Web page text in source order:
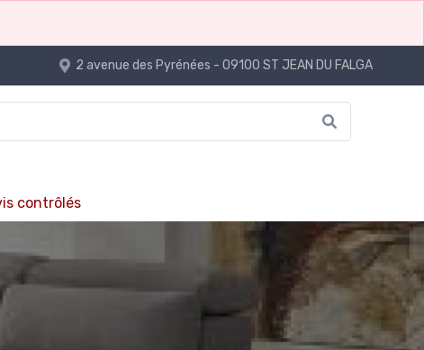
2 avenue des Pyrénées - 09100 ST JEAN DU FALGA
contrôlés